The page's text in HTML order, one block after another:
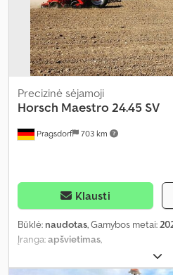
Pragsdorf 703 km
Precizinė sėjamoji
Horsch Maestro 24.45 SV
Klausti
Būklė: naudotas, Gamybos metai:
Įranga:apšvietimas